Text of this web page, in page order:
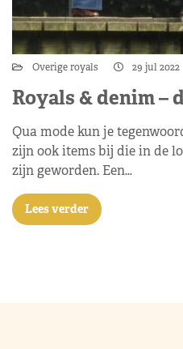
Overige royals 29 jul 2022
Royals & denim –
Qua mode kun je
zijn ook items bij die in de
zijn geworden. Een…
Lees verder